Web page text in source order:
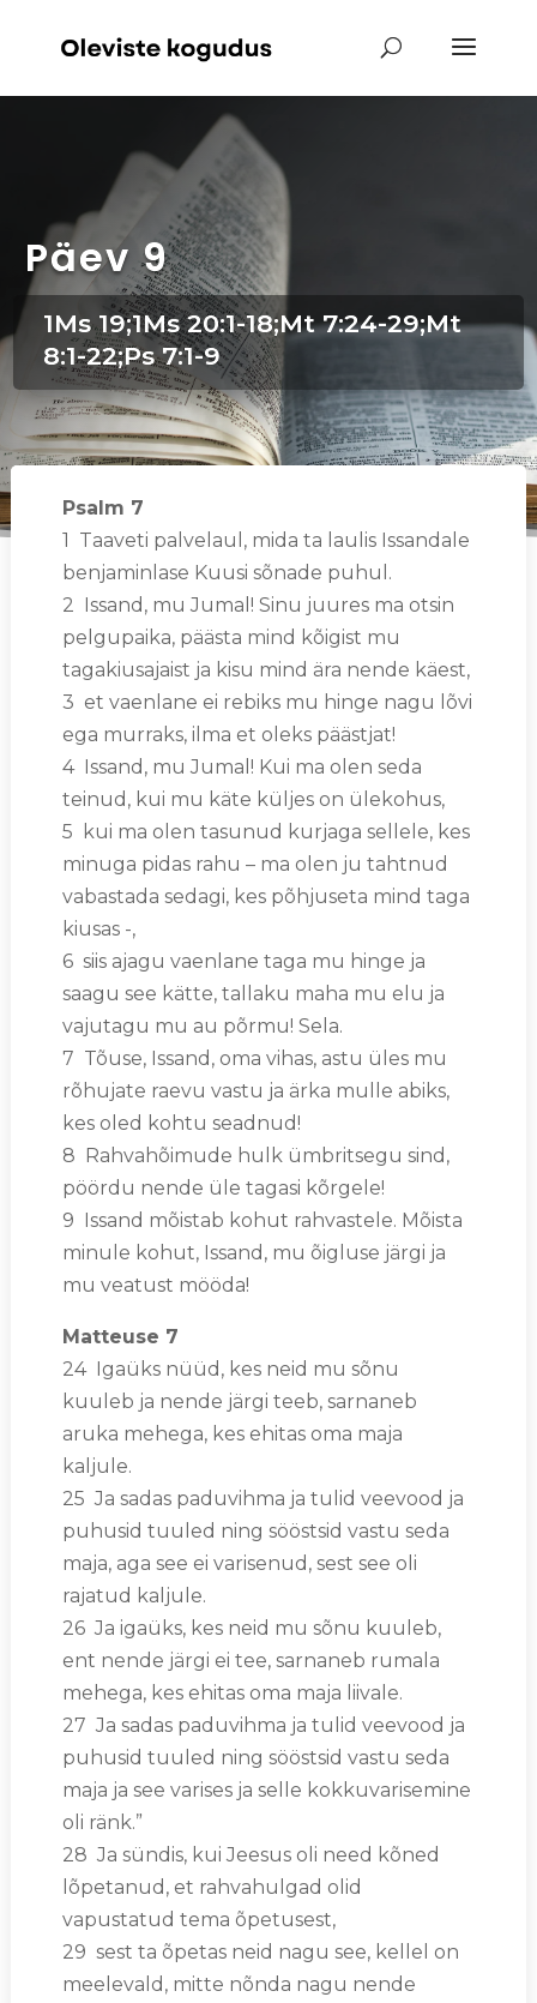
Päev 9
1Ms 19;1Ms 20:1-18;Mt 7:24-29;Mt
8:1-22;Ps 7:1-9
Psalm 7
1 Taaveti palvelaul, mida ta laulis Issandale
benjaminlase Kuusi sõnade puhul.
2 Issand, mu Jumal! Sinu juures ma otsin
pelgupaika, päästa mind kõigist mu
tagakiusajaist ja kisu mind ära nende käest,
3 et vaenlane ei rebiks mu hinge nagu lõvi
ega murraks, ilma et oleks päästjat!
4 Issand, mu Jumal! Kui ma olen seda
teinud, kui mu käte küljes on ülekohus,
5 kui ma olen tasunud kurjaga sellele, kes
minuga pidas rahu – ma olen ju tahtnud
vabastada sedagi, kes põhjuseta mind taga
kiusas -,
6 siis ajagu vaenlane taga mu hinge ja
saagu see kätte, tallaku maha mu elu ja
vajutagu mu au põrmu! Sela.
7 Tõuse, Issand, oma vihas, astu üles mu
rõhujate raevu vastu ja ärka mulle abiks,
kes oled kohtu seadnud!
8 Rahvahõimude hulk ümbritsegu sind,
pöördu nende üle tagasi kõrgele!
9 Issand mõistab kohut rahvastele. Mõista
minule kohut, Issand, mu õigluse järgi ja
mu veatust mööda!
Matteuse 7
24 Igaüks nüüd, kes neid mu sõnu
kuuleb ja nende järgi teeb, sarnaneb
aruka mehega, kes ehitas oma maja
kaljule.
25 Ja sadas paduvihma ja tulid veevood ja
puhusid tuuled ning sööstsid vastu seda
maja, aga see ei varisenud, sest see oli
rajatud kaljule.
26 Ja igaüks, kes neid mu sõnu kuuleb,
ent nende järgi ei tee, sarnaneb rumala
mehega, kes ehitas oma maja liivale.
27 Ja sadas paduvihma ja tulid veevood ja
puhusid tuuled ning sööstsid vastu seda
maja ja see varises ja selle kokkuvarisemine
oli ränk.”
28 Ja sündis, kui Jeesus oli need kõned
lõpetanud, et rahvahulgad olid
vapustatud tema õpetusest,
29 sest ta õpetas neid nagu see, kellel on
meelevald, mitte nõnda nagu nende